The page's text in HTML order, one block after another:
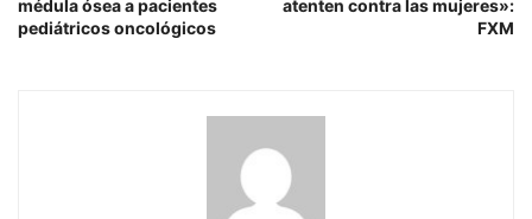
médula ósea a pacientes
pediátricos oncológicos
atenten contra las mujeres»:
FXM